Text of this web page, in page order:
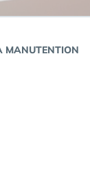
MANUTENTION